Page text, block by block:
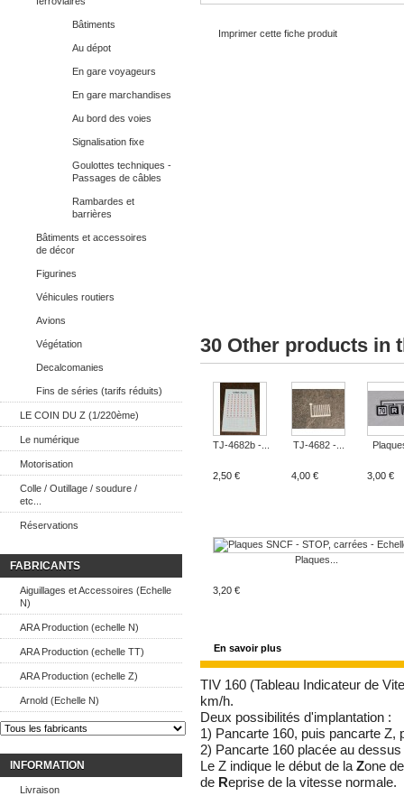
Bâtiments
Au dépot
En gare voyageurs
En gare marchandises
Au bord des voies
Signalisation fixe
Goulottes techniques -
Passages de câbles
Rambardes et
barrières
Bâtiments et accessoires
de décor
Figurines
Véhicules routiers
Avions
Végétation
Decalcomanies
Fins de séries (tarifs réduits)
LE COIN DU Z (1/220ème)
Le numérique
Motorisation
Colle / Outillage / soudure /
etc...
Réservations
FABRICANTS
Aiguillages et Accessoires (Echelle
N)
ARA Production (echelle N)
ARA Production (echelle TT)
ARA Production (echelle Z)
Arnold (Echelle N)
INFORMATION
Livraison
Imprimer cette fiche produit
30 Other products in
TJ-4682b -...
2,50 €
TJ-4682 -...
4,00 € 3,00 €
Plaques...
3,20 €
En savoir plus
TIV 160 (Tableau Indicateur de
km/h.
Deux possibilités d'implantation :
1) Pancarte 160, puis pancarte Z,
2) Pancarte 160 placée au
Le Z indique le début de la Zone
de Reprise de la vitesse normale.